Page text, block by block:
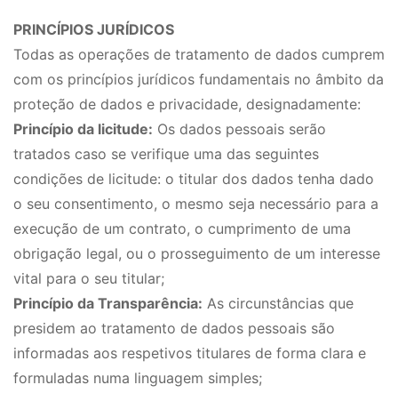
PRINCÍPIOS JURÍDICOS
Todas as operações de tratamento de dados cumprem
com os princípios jurídicos fundamentais no âmbito da
proteção de dados e privacidade, designadamente:
Princípio da licitude: Os dados pessoais serão
tratados caso se verifique uma das seguintes
condições de licitude: o titular dos dados tenha dado
o seu consentimento, o mesmo seja necessário para a
execução de um contrato, o cumprimento de uma
obrigação legal, ou o prosseguimento de um interesse
vital para o seu titular;
Princípio da Transparência: As circunstâncias que
presidem ao tratamento de dados pessoais são
informadas aos respetivos titulares de forma clara e
formuladas numa linguagem simples;